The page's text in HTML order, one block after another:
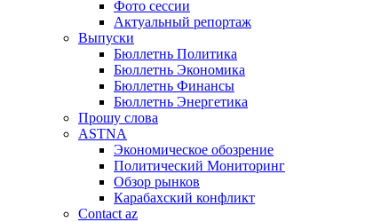
Фото сессии
Актуальный репортаж
Выпуски
Бюллетнь Политика
Бюллетнь Экономика
Бюллетнь Финансы
Бюллетнь Энергетика
Прошу слова
ASTNA
Экономическое обозрение
Политический Мониторинг
Обзор рынков
Карабахский конфликт
Contact az